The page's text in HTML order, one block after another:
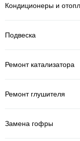
Кондиционеры и
Подвеска
Ремонт катализатора
Ремонт глушителя
Замена гофры